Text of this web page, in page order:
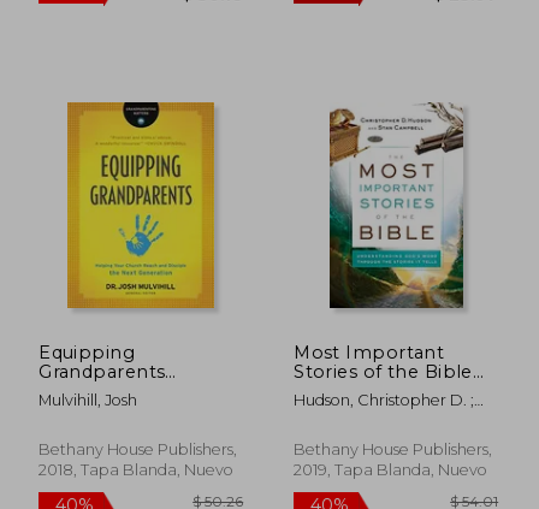
45% 45%
dcto.
Equipping
Grandparents
(Grandparenting
Matters) (en Inglés)
Mulvihill, Josh
Bethany House Publishers,
2018, Tapa Blanda, Nuevo
Most Important
Stories of the Bible
(en Inglés)
Hudson, Christopher D. ;
Bethany House Publishers,
2019, Tapa Blanda, Nuevo